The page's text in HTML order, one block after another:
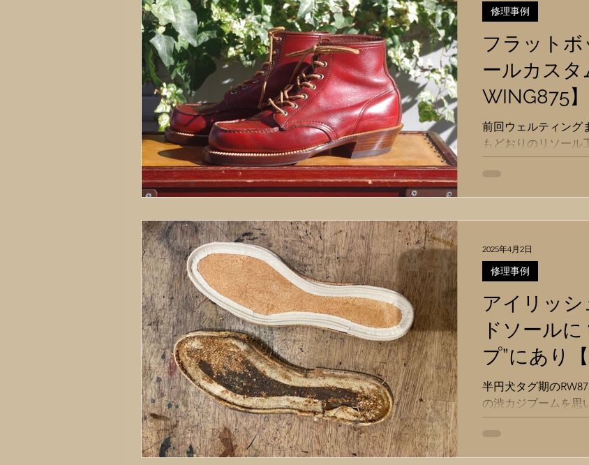
す。 シャンクとは
材。 荷重を受け止め
重移動をスムーズに
れる重要なパーツで
歩きにくかったり、
まいます。 シャンク
トレッドソールのモ
いません。アウトソ
るからです。...
フラット
ールカスタ
WING875】
前回ウェルティング
もどおりのリソール
がりをご覧ください
リュームを出し、踏
修理事例
アイリッ
ドソール
プ”にあり
半円犬タグ期の
の渋カジブームを思
うか。 （Beforeは撮
WING」から引用）
修理事例
2025年4月2日